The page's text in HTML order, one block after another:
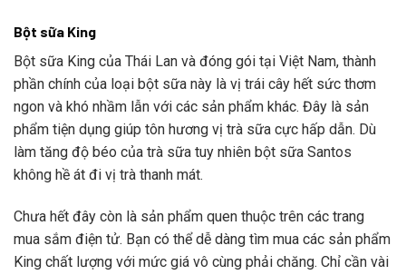
Bột sữa King
Bột sữa King của Thái Lan và đóng gói tại Việt Nam, thành
phần chính của loại bột sữa này là vị trái cây hết sức thơm
ngon và khó nhầm lẫn với các sản phẩm khác. Đây là sản
phẩm tiện dụng giúp tôn hương vị trà sữa cực hấp dẫn. Dù
làm tăng độ béo của trà sữa tuy nhiên bột sữa Santos
không hề át đi vị trà thanh mát.
Chưa hết đây còn là sản phẩm quen thuộc trên các trang
mua sắm điện tử. Bạn có thể dễ dàng tìm mua các sản phẩm
King chất lượng với mức giá vô cùng phải chăng. Chỉ cần vài